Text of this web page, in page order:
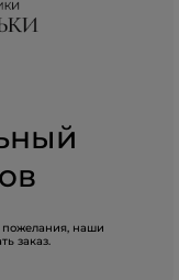
пожелания, наши
заказ.